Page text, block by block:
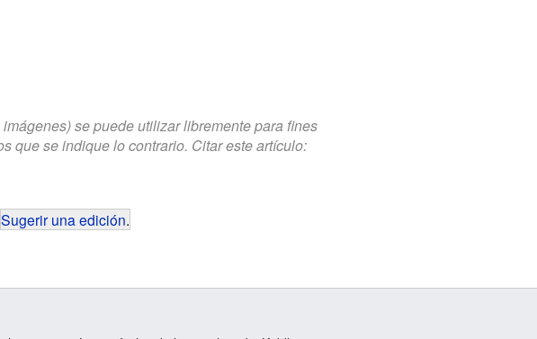
se puede utilizar libremente para fines
que se indique lo contrario. Citar este artículo:
Sugerir una edición.